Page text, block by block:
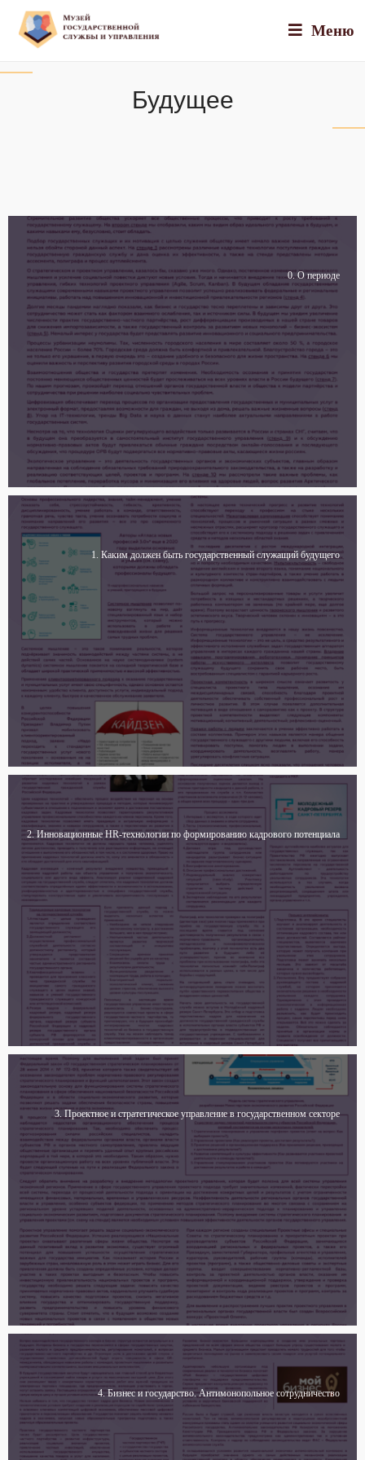
Меню
Будущее
0. О периоде
1. Каким должен быть государственный служащий будущего
2. Инновационные HR-технологии по формированию кадрового потенциала
3. Проектное и стратегическое управление в государственном секторе
4. Бизнес и государство. Антимонопольное сотрудничество